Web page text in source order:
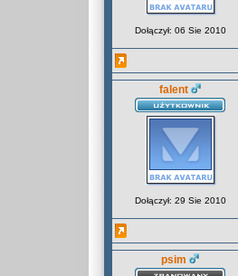
Dołączył: 06 Sie 2010
falent
Dołączył: 29 Sie 2010
psim